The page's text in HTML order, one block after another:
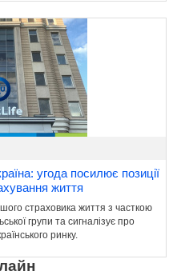
угода посилює позиції
життя
страховика життя з часткою
групи та сигналізує про
ринку.